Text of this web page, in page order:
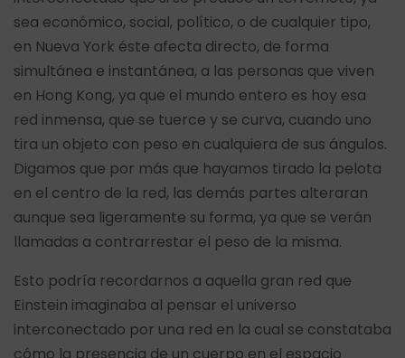
sea económico, social, político, o de cualquier tipo,
en Nueva York éste afecta directo, de forma
simultánea e instantánea, a las personas que viven
en Hong Kong, ya que el mundo entero es hoy esa
red inmensa, que se tuerce y se curva, cuando uno
tira un objeto con peso en cualquiera de sus ángulos.
Digamos que por más que hayamos tirado la pelota
en el centro de la red, las demás partes alteraran
aunque sea ligeramente su forma, ya que se verán
llamadas a contrarrestar el peso de la misma.
Esto podría recordarnos a aquella gran red que
Einstein imaginaba al pensar el universo
interconectado por una red en la cual se constataba